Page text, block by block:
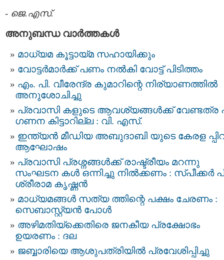
- ജെ.എസ്.
അനുബന്ധ വാര്‍ത്തകള്‍
മാധ്യമ കൂട്ടായ്മ സഹായിക്കും
വോട്ടര്‍മാര്‍ക്ക്‌ പണം നല്‍കി വോട്ട് പിടിത്തം
എം. പി. വീരേന്ദ്ര കുമാറിന്റെ നിര്യാണത്തില്‍
അനുശോചിച്ചു
പ്രവാസി കളുടെ ആവശ്യങ്ങള്‍ക്ക് വേണ്ടത്ര
ഗണന കിട്ടാറില്ല : വി. എസ്.
ഇന്ത്യൻ മീഡിയ അബുദാബി യുടെ കേരള
ആഘോഷം
പ്രവാസി പ്രശ്നങ്ങൾക്ക് രാഷ്ട്രീയം മറന്നു
സംഘടന കൾ ഒന്നിച്ചു നിൽക്കണം : സ്പീക്കർ
ശ്രീരാമ കൃഷ്ണൻ
മാധ്യമങ്ങള്‍ സത്യ ത്തിന്റെ പക്ഷം ചേരണം :
സെബാസ്റ്റ്യന്‍ പോള്‍
അഴിമതിയ്ക്കെതിരെ ജനകീയ പ്രക്ഷോഭം
ഉയരണം : ദല
ജബ്ബാരിയെ ആശുപത്രിയില്‍ പ്രവേശിപ്പിച്ചു